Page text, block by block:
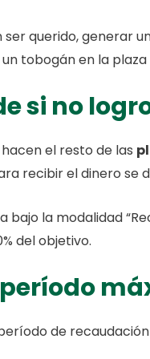
ser querido, generar
tobogán en la
si no
el resto de las
recibir el dinero se
bajo la modalidad
del objetivo.
período
de